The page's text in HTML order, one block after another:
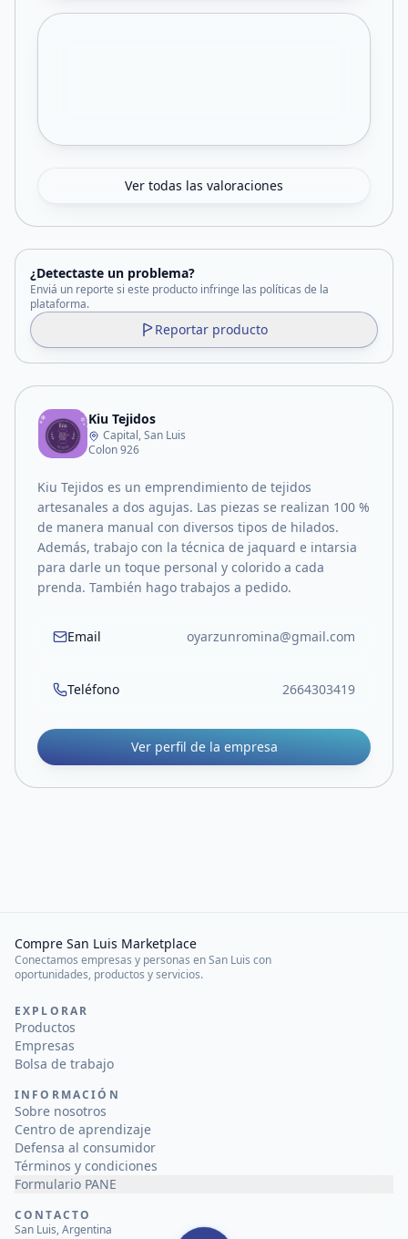
Ver todas las valoraciones
¿Detectaste un problema?
Enviá un reporte si este producto infringe las políticas de la
plataforma.
Reportar producto
Kiu Tejidos
Capital, San Luis
Colon 926
Kiu Tejidos es un emprendimiento de tejidos
artesanales a dos agujas. Las piezas se realizan 100 %
de manera manual con diversos tipos de hilados.
Además, trabajo con la técnica de jaquard e intarsia
para darle un toque personal y colorido a cada
prenda. También hago trabajos a pedido.
Email oyarzunromina@gmail.com
Teléfono 2664303419
Ver perfil de la empresa
Compre San Luis Marketplace
Conectamos empresas y personas en San Luis con
oportunidades, productos y servicios.
EXPLORAR
Productos
Empresas
Bolsa de trabajo
INFORMACIÓN
Sobre nosotros
Centro de aprendizaje
Defensa al consumidor
Términos y condiciones
Formulario PANE
CONTACTO
San Luis, Argentina